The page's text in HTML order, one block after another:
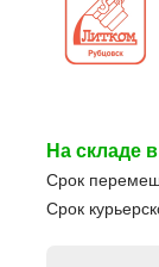
На складе
Срок
Срок